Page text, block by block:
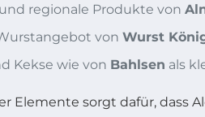
regionale Produkte von
von Wurst
Kekse wie von Bahlsen als
Elemente sorgt dafür, dass